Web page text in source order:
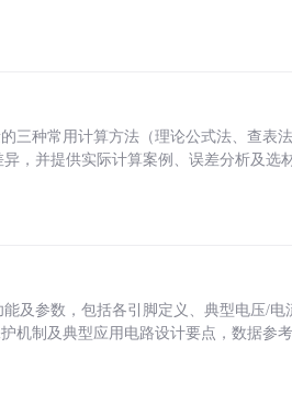
三种常用计算方法（理论公式法、查表
异，并提供实际计算案例、误差分析及选
及参数，包括各引脚定义、典型电压/
机制及典型应用电路设计要点，数据参